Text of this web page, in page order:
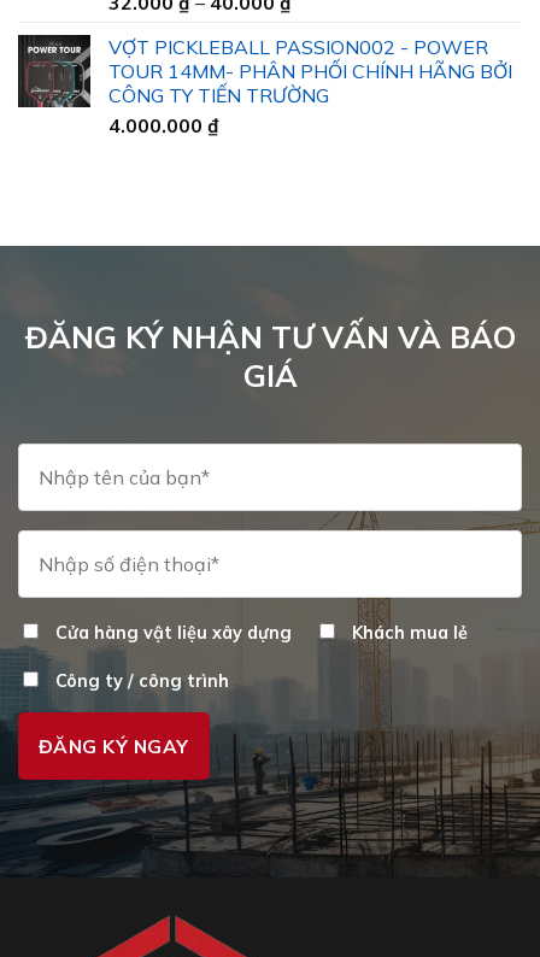
45.000 ₫
từ
32.000 ₫
đến
VỢT PICKLEBALL PASSION002 - POWER
TOUR 14MM- PHÂN PHỐI CHÍNH HÃNG BỞI
CÔNG TY TIẾN TRƯỜNG
4.000.000 ₫
ĐĂNG KÝ NHẬN TƯ VẤN VÀ BÁO
GIÁ
Cửa hàng vật liệu xây dựng Khách mua lẻ
Công ty / công trình